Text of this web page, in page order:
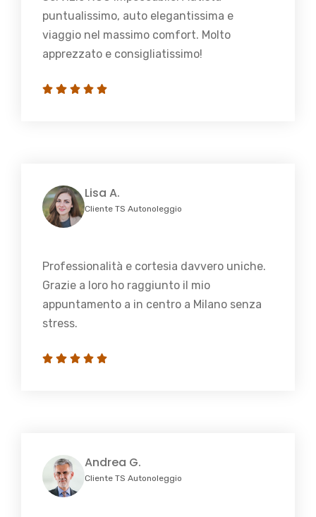
puntualissimo, auto elegantissima e
viaggio nel massimo comfort. Molto
apprezzato e consigliatissimo!
Lisa A.
Cliente TS Autonoleggio
Professionalità e cortesia davvero uniche.
Grazie a loro ho raggiunto il mio
appuntamento a in centro a Milano senza
stress.
Andrea G.
Cliente TS Autonoleggio